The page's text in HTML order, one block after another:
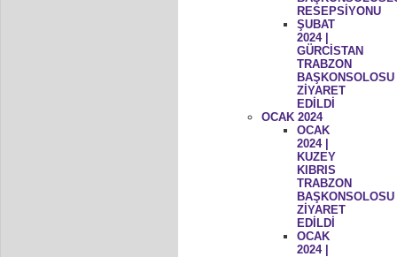
RESEPSİYONU
ŞUBAT
2024 |
GÜRCİSTAN
TRABZON
BAŞKONSOLOSU
ZİYARET
EDİLDİ
OCAK 2024
OCAK
2024 |
KUZEY
KIBRIS
TRABZON
BAŞKONSOLOSU
ZİYARET
EDİLDİ
OCAK
2024 |